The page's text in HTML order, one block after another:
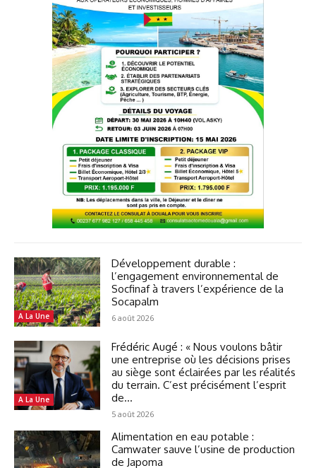
A La Une
Développement durable :
l’engagement environnemental de
Socfinaf à travers l’expérience de la
Socapalm
6 août 2026
A La Une
Frédéric Augé : « Nous voulons bâtir
une entreprise où les décisions prises
au siège sont éclairées par les réalités
du terrain. C’est précisément l’esprit
de...
5 août 2026
Alimentation en eau potable :
Camwater sauve l’usine de production
de Japoma